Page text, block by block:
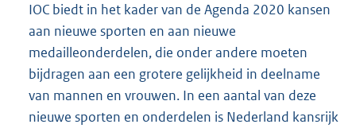
IOC biedt in het kader van de Agenda 2020 kansen
aan nieuwe sporten en aan nieuwe
medailleonderdelen, die onder andere moeten
bijdragen aan een grotere gelijkheid in deelname
van mannen en vrouwen. In een aantal van deze
nieuwe sporten en onderdelen is Nederland kansrijk